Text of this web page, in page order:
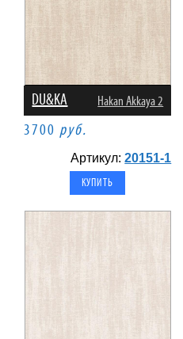
DU&KA Hakan Akkaya 2
3700 руб.
Артикул:20151-1